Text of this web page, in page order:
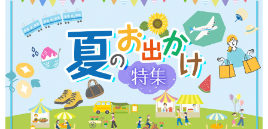
観光ガイド
ブログ記事
サイトについて